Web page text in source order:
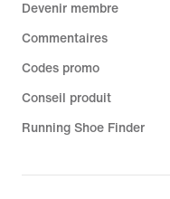
Devenir membre
Commentaires
Codes promo
Conseil produit
Running Shoe Finder